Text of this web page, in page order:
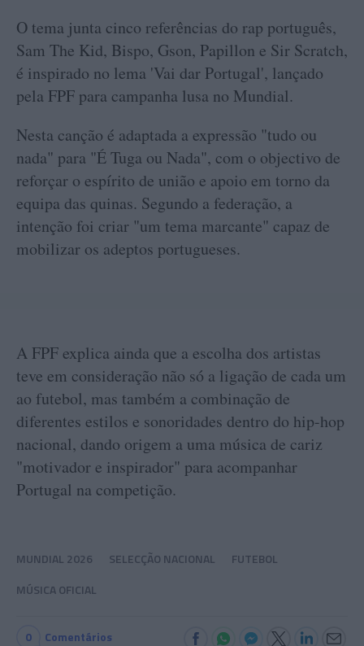
O tema junta cinco referências do rap português,
Sam The Kid, Bispo, Gson, Papillon e Sir Scratch,
é inspirado no lema 'Vai dar Portugal', lançado
pela FPF para campanha lusa no Mundial.
Nesta canção é adaptada a expressão "tudo ou
nada" para "É Tuga ou Nada", com o objectivo de
reforçar o espírito de união e apoio em torno da
equipa das quinas. Segundo a federação, a
intenção foi criar "um tema marcante" capaz de
mobilizar os adeptos portugueses.
A FPF explica ainda que a escolha dos artistas
teve em consideração não só a ligação de cada um
ao futebol, mas também a combinação de
diferentes estilos e sonoridades dentro do hip-hop
nacional, dando origem a uma música de cariz
"motivador e inspirador" para acompanhar
Portugal na competição.
MUNDIAL 2026 SELECÇÃO NACIONAL
FUTEBOL
MÚSICA OFICIAL
0 Comentários